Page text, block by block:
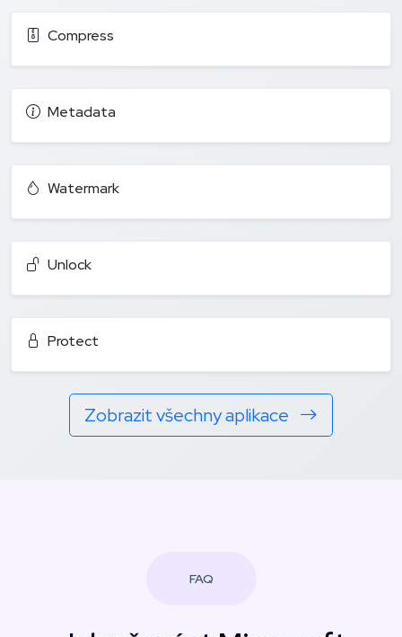
Compress
Metadata
Watermark
Unlock
Protect
Zobrazit všechny aplikace
FAQ